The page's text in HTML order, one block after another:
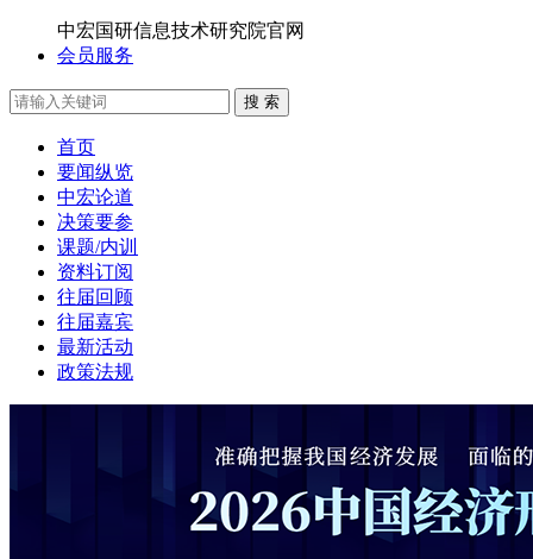
中宏国研信息技术研究院官网
会员服务
搜 索
首页
要闻纵览
中宏论道
决策要参
课题/内训
资料订阅
往届回顾
往届嘉宾
最新活动
政策法规